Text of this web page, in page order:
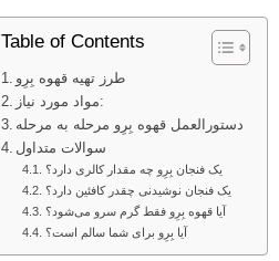
Table of Contents
طرز تهیه قهوه بِرِو
مواد مورد نیاز:
دستورالعمل قهوه بِرِو مرحله به مرحله
سوالات متداول
یک فنجان بِرِو چه مقدار کالری دارد؟
یک فنجان نوشیدنی چقدر کافئین دارد؟
آیا قهوه بِرِو فقط گرم سرو می‌شود؟
آیا بِرِو برای شما سالم است؟